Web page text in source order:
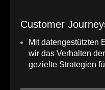
Customer
Mit datengestützten
wir das Verhalten
gezielte Strategien